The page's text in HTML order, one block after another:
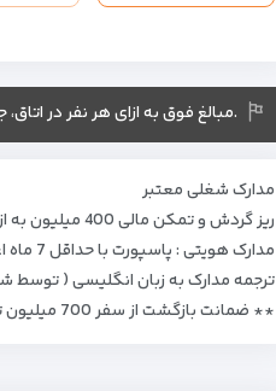
.مبالغ فوق به ازای هر نفر در
مدارک شغلی معتبر
ریز گردش و تمکن مالی 400 میلیون به ازای هر نفر
مدارک هویتی : پاسپورت با حداقل 7 ماه اعتبار - شناسنامه - اسناد ملکی ( در صورت موجود بودن ) - 2 قطعه عکس
ترجمه مدارک به زبان انگلیسی ( توسط
** ضمانت بازگشت از سفر 700 میلیون تومان به ازای هر نفر **